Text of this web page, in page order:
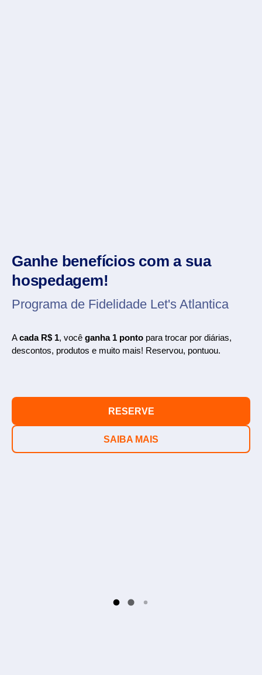
Ganhe benefícios com a sua
hospedagem!
Programa de Fidelidade Let's Atlantica
Acada R$ 1, você ganha 1 ponto para trocar por diárias,
descontos, produtos e muito mais! Reservou, pontuou.
RESERVE
SAIBA MAIS